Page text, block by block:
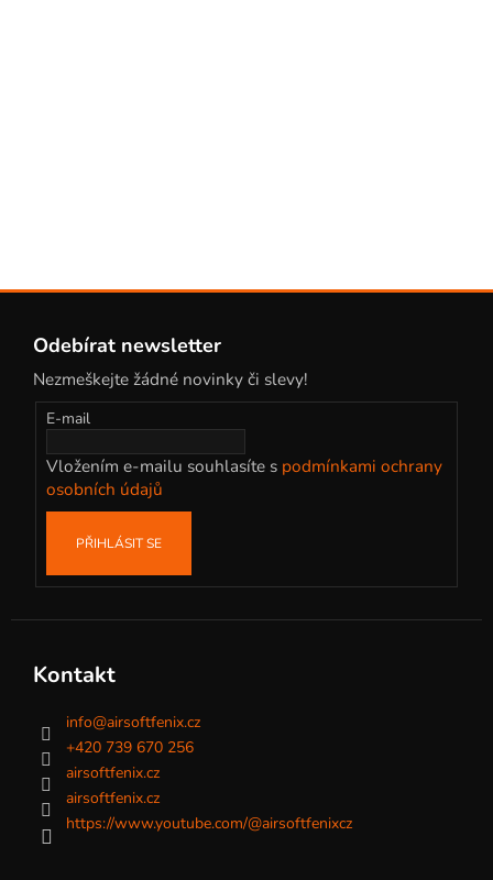
Odebírat newsletter
Nezmeškejte žádné novinky či slevy!
E-mail
Vložením e-mailu souhlasíte s podmínkami ochrany
osobních údajů
PŘIHLÁSIT SE
Kontakt
info@airsoftfenix.cz
+420 739 670 256
airsoftfenix.cz
airsoftfenix.cz
https://www.youtube.com/@airsoftfenixcz